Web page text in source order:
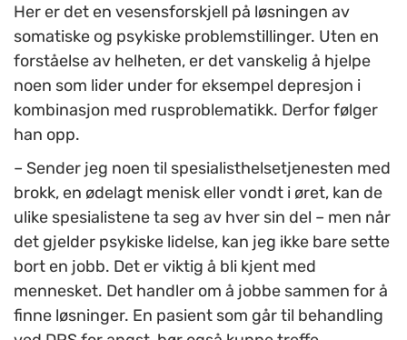
Her er det en vesensforskjell på løsningen av
somatiske og psykiske problemstillinger. Uten en
forståelse av helheten, er det vanskelig å hjelpe
noen som lider under for eksempel depresjon i
kombinasjon med rusproblematikk. Derfor følger
han opp.
– Sender jeg noen til spesialisthelsetjenesten med
brokk, en ødelagt menisk eller vondt i øret, kan de
ulike spesialistene ta seg av hver sin del – men når
det gjelder psykiske lidelse, kan jeg ikke bare sette
bort en jobb. Det er viktig å bli kjent med
mennesket. Det handler om å jobbe sammen for å
finne løsninger. En pasient som går til behandling